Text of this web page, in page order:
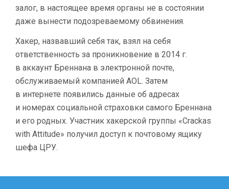
залог, в настоящее время органы не в состоянии
даже вынести подозреваемому обвинения.
Хакер, назвавший себя так, взял на себя
ответственность за проникновение в 2014 г.
в аккаунт Бреннана в электронной почте,
обслуживаемый компанией AOL. Затем
в интернете появились данные об адресах
и номерах социальной страховки самого Бреннана
и его родных. Участник хакерской группы «Crackas
with Attitude» получил доступ к почтовому ящику
шефа ЦРУ.